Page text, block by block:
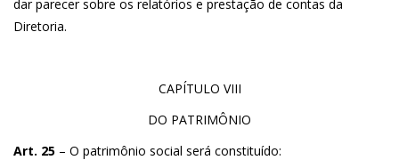
dar parecer sobre os relatórios e prestação de contas da
Diretoria.
CAPÍTULO VIII
DO PATRIMÔNIO
Art. 25 – O patrimônio social será constituído: